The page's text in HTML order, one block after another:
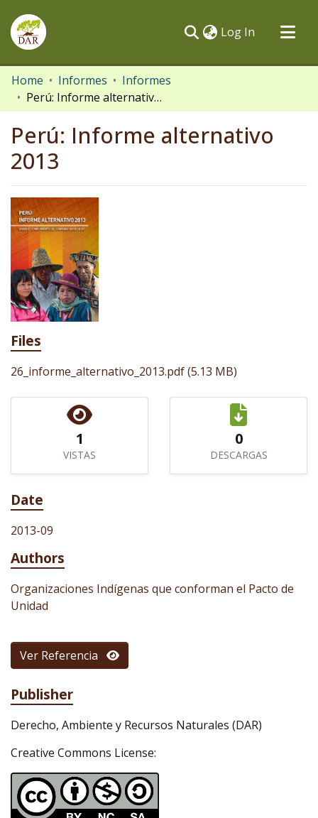
Log In (current)
Communities & Collections
All of DSpace
Home Informes
Informes
Perú: Informe alternativo 2013
Perú: Informe alternativo
2013
Files
26_informe_alternativo_2013.pdf(5.13 MB)
1
VISTAS
0
DESCARGAS
Date
2013-09
Authors
Organizaciones Indígenas que conforman el Pacto de
Unidad
Ver Referencia
Publisher
Derecho, Ambiente y Recursos Naturales (DAR)
Creative Commons License: